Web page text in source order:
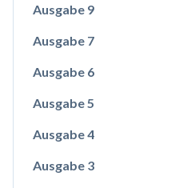
Ausgabe 9
Ausgabe 7
Ausgabe 6
Ausgabe 5
Ausgabe 4
Ausgabe 3